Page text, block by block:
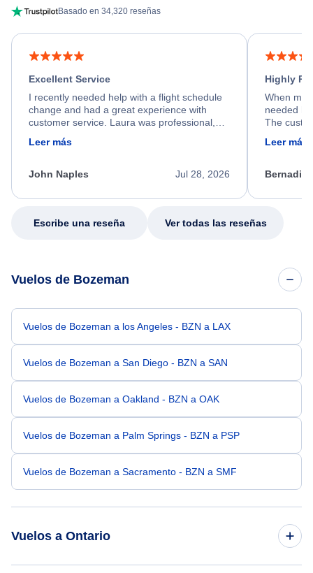
Basado en 34,320 reseñas
Excellent Service
I recently needed help with a flight schedule
change and had a great experience with
customer service. Laura was professional,
friendly, and very helpful throughout the
process. She quickly found a solution and
appreciate her excellent service.
Leer más
Jul 28, 2026
John Naples
Highly
When my
needed
The
calm,
my issue.
Leer más
Escribe una reseña Ver todas las reseñas
Vuelos de Bozeman
Vuelos de Bozeman a los Angeles - BZN a LAX
Vuelos de Bozeman a San Diego - BZN a SAN
Vuelos de Bozeman a Oakland - BZN a OAK
Vuelos de Bozeman a Palm Springs - BZN a PSP
Vuelos de Bozeman a Sacramento - BZN a SMF
Vuelos a Ontario